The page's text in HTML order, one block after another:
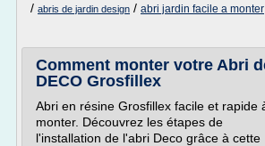
/ abris de jardin design / abri jardin facile a monter
Comment monter votre Abri
DECO Grosfillex
Abri en résine Grosfillex facile et rapide
monter. Découvrez les étapes de
l'installation de l'abri Deco grâce à cette